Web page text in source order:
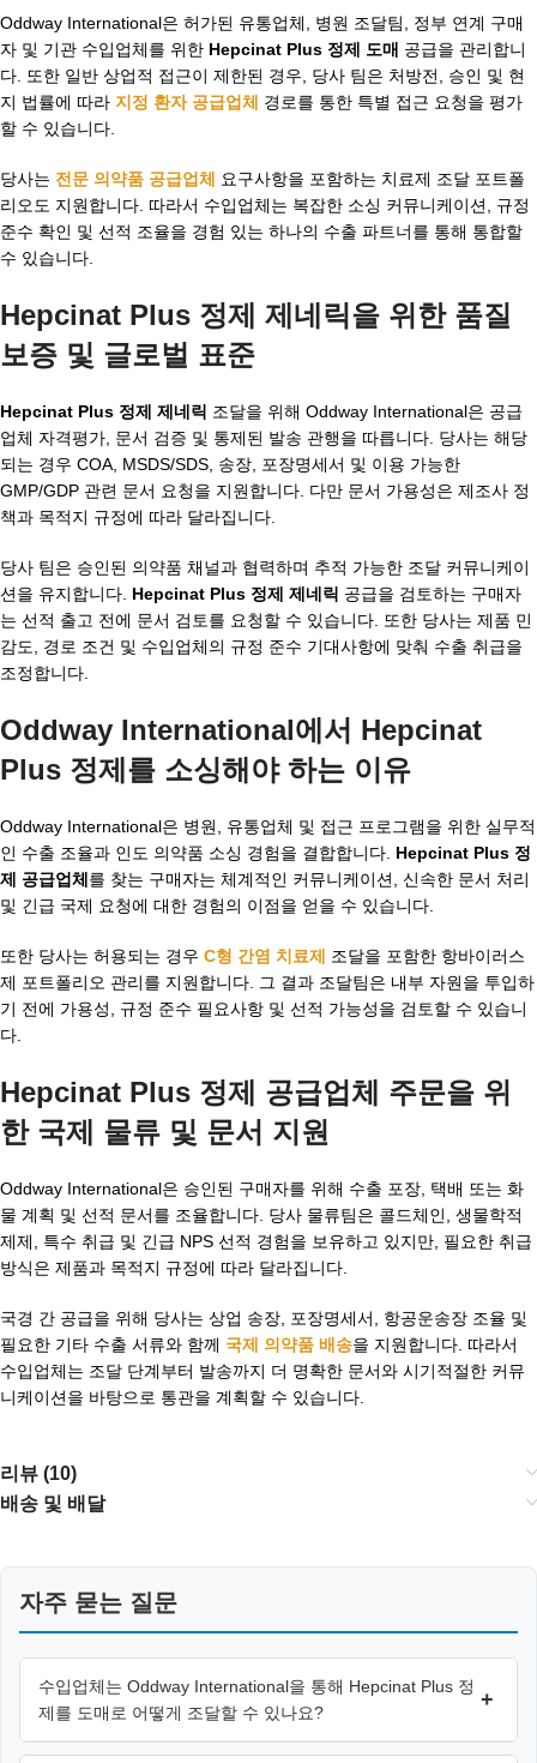
Oddway International은 허가된 유통업체, 병원 조달팀, 정부 연계 구매
자 및 기관 수입업체를 위한 Hepcinat Plus 정제 도매 공급을 관리합니
다. 또한 일반 상업적 접근이 제한된 경우, 당사 팀은 처방전, 승인 및 현
지 법률에 따라 지정 환자 공급업체 경로를 통한 특별 접근 요청을 평가
할 수 있습니다.
당사는 전문 의약품 공급업체 요구사항을 포함하는 치료제 조달 포트폴
리오도 지원합니다. 따라서 수입업체는 복잡한 소싱 커뮤니케이션, 규정
준수 확인 및 선적 조율을 경험 있는 하나의 수출 파트너를 통해 통합할
수 있습니다.
Hepcinat Plus 정제 제네릭을 위한 품질
보증 및 글로벌 표준
Hepcinat Plus 정제 제네릭 조달을 위해 Oddway International은 공급
업체 자격평가, 문서 검증 및 통제된 발송 관행을 따릅니다. 당사는 해당
되는 경우 COA, MSDS/SDS, 송장, 포장명세서 및 이용 가능한
GMP/GDP 관련 문서 요청을 지원합니다. 다만 문서 가용성은 제조사 정
책과 목적지 규정에 따라 달라집니다.
당사 팀은 승인된 의약품 채널과 협력하며 추적 가능한 조달 커뮤니케이
션을 유지합니다. Hepcinat Plus 정제 제네릭 공급을 검토하는 구매자
는 선적 출고 전에 문서 검토를 요청할 수 있습니다. 또한 당사는 제품 민
감도, 경로 조건 및 수입업체의 규정 준수 기대사항에 맞춰 수출 취급을
조정합니다.
Oddway International에서 Hepcinat
Plus 정제를 소싱해야 하는 이유
Oddway International은 병원, 유통업체 및 접근 프로그램을 위한 실무적
인 수출 조율과 인도 의약품 소싱 경험을 결합합니다. Hepcinat Plus 정
제 공급업체 를 찾는 구매자는 체계적인 커뮤니케이션, 신속한 문서 처리
및 긴급 국제 요청에 대한 경험의 이점을 얻을 수 있습니다.
또한 당사는 허용되는 경우 C형 간염 치료제 조달을 포함한 항바이러스
제 포트폴리오 관리를 지원합니다. 그 결과 조달팀은 내부 자원을 투입하
기 전에 가용성, 규정 준수 필요사항 및 선적 가능성을 검토할 수 있습니
다.
Hepcinat Plus 정제 공급업체 주문을 위
한 국제 물류 및 문서 지원
Oddway International은 승인된 구매자를 위해 수출 포장, 택배 또는 화
물 계획 및 선적 문서를 조율합니다. 당사 물류팀은 콜드체인, 생물학적
제제, 특수 취급 및 긴급 NPS 선적 경험을 보유하고 있지만, 필요한 취급
방식은 제품과 목적지 규정에 따라 달라집니다.
국경 간 공급을 위해 당사는 상업 송장, 포장명세서, 항공운송장 조율 및
필요한 기타 수출 서류와 함께 국제 의약품 배송을 지원합니다. 따라서
수입업체는 조달 단계부터 발송까지 더 명확한 문서와 시기적절한 커뮤
니케이션을 바탕으로 통관을 계획할 수 있습니다.
리뷰 (10)
배송 및 배달
자주 묻는 질문
수입업체는 Oddway International을 통해 Hepcinat Plus 정
제를 도매로 어떻게 조달할 수 있나요?
+